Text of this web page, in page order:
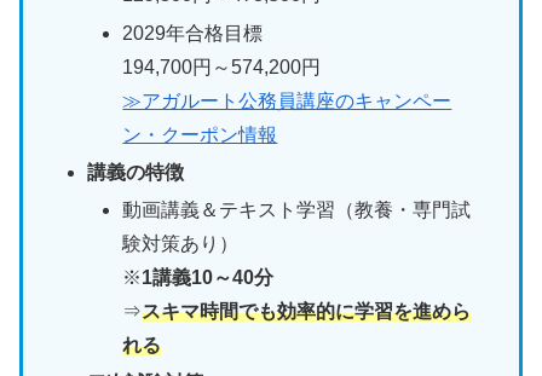
2029年合格目標
194,700円～574,200円
≫アガルート公務員講座のキャンペー
ン・クーポン情報
講義の特徴
動画講義＆テキスト学習（教養・専門試
験対策あり）
※1講義10～40分
⇒スキマ時間でも効率的に学習を進めら
れる